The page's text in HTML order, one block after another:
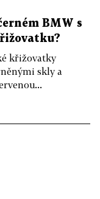
BMW s
křižovatky
skly a